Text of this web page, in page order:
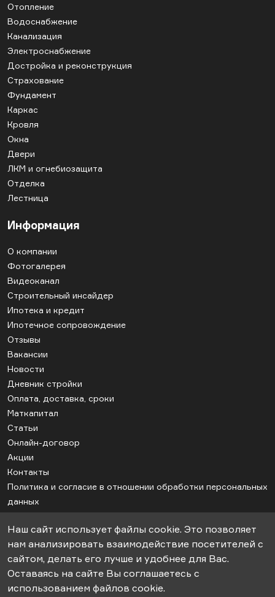
Отопление
Водоснабжение
Канализация
Электроснабжение
Достройка и реконструкция
Страхование
Фундамент
Каркас
Кровля
Окна
Двери
ЛКМ и огнебиозащита
Отделка
Лестница
Информация
О компании
Фотогалерея
Видеоканал
Строительный инсайдер
Ипотека и кредит
Ипотечное сопровождение
Отзывы
Вакансии
Новости
Дневник стройки
Оплата, доставка, сроки
Маткапитал
Статьи
Онлайн-договор
Акции
Контакты
Политика и согласие в отношении обработки персональных
данных
Соглашение об использовании cookie
Карта сайта
© 2018-2026гг. ООО «СК-Апрель». Строительство дачных домов под
ключ.
Наш сайт использует файлы cookie. Это позволяет
нам анализировать взаимодействие посетителей с
сайтом, делать его лучше и удобнее для Вас.
Оставаясь на сайте Вы соглашаетесь с
использованием файлов cookie.